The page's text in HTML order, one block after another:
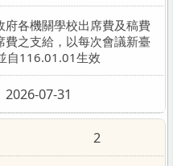
Requision
Fund
府各機關學校出席費及稿費
之支給，以每次會議新臺
自116.01.01生效
2026-07-31
2